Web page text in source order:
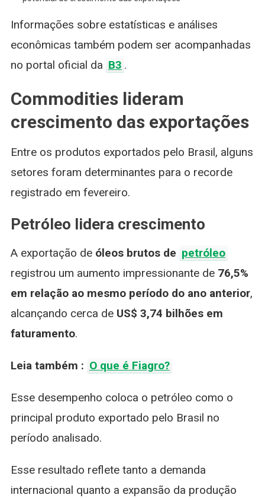
Informações sobre estatísticas e análises
econômicas também podem ser acompanhadas
no portal oficial da B3 .
Commodities lideram
crescimento das exportações
Entre os produtos exportados pelo Brasil, alguns
setores foram determinantes para o recorde
registrado em fevereiro.
Petróleo lidera crescimento
A exportação de óleos brutos de petróleo
registrou um aumento impressionante de 76,5%
em relação ao mesmo período do ano anterior,
alcançando cerca de US$ 3,74 bilhões em
faturamento.
Leia também : O que é Fiagro?
Esse desempenho coloca o petróleo como o
principal produto exportado pelo Brasil no
período analisado.
Esse resultado reflete tanto a demanda
internacional quanto a expansão da produção